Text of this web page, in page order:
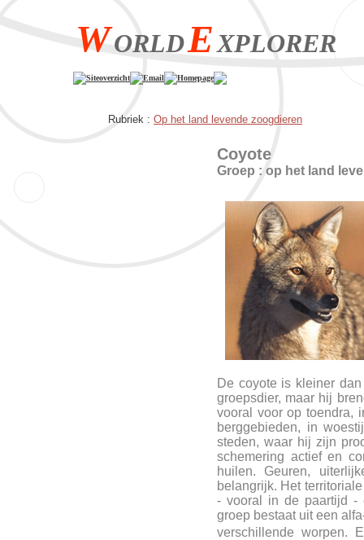
WORLDEXPLORER
Siteoverzicht Email Homepage
Rubriek : Op het land levende zoogdieren
Coyote
Groep : op het land
De coyote is kleiner
groepsdier, maar hij
vooral voor op toendra,
berggebieden, in
steden, waar hij zijn
schemering actief en
huilen. Geuren,
belangrijk. Het
- vooral in de paartijd -
groep bestaat uit een
verschillende worpen.